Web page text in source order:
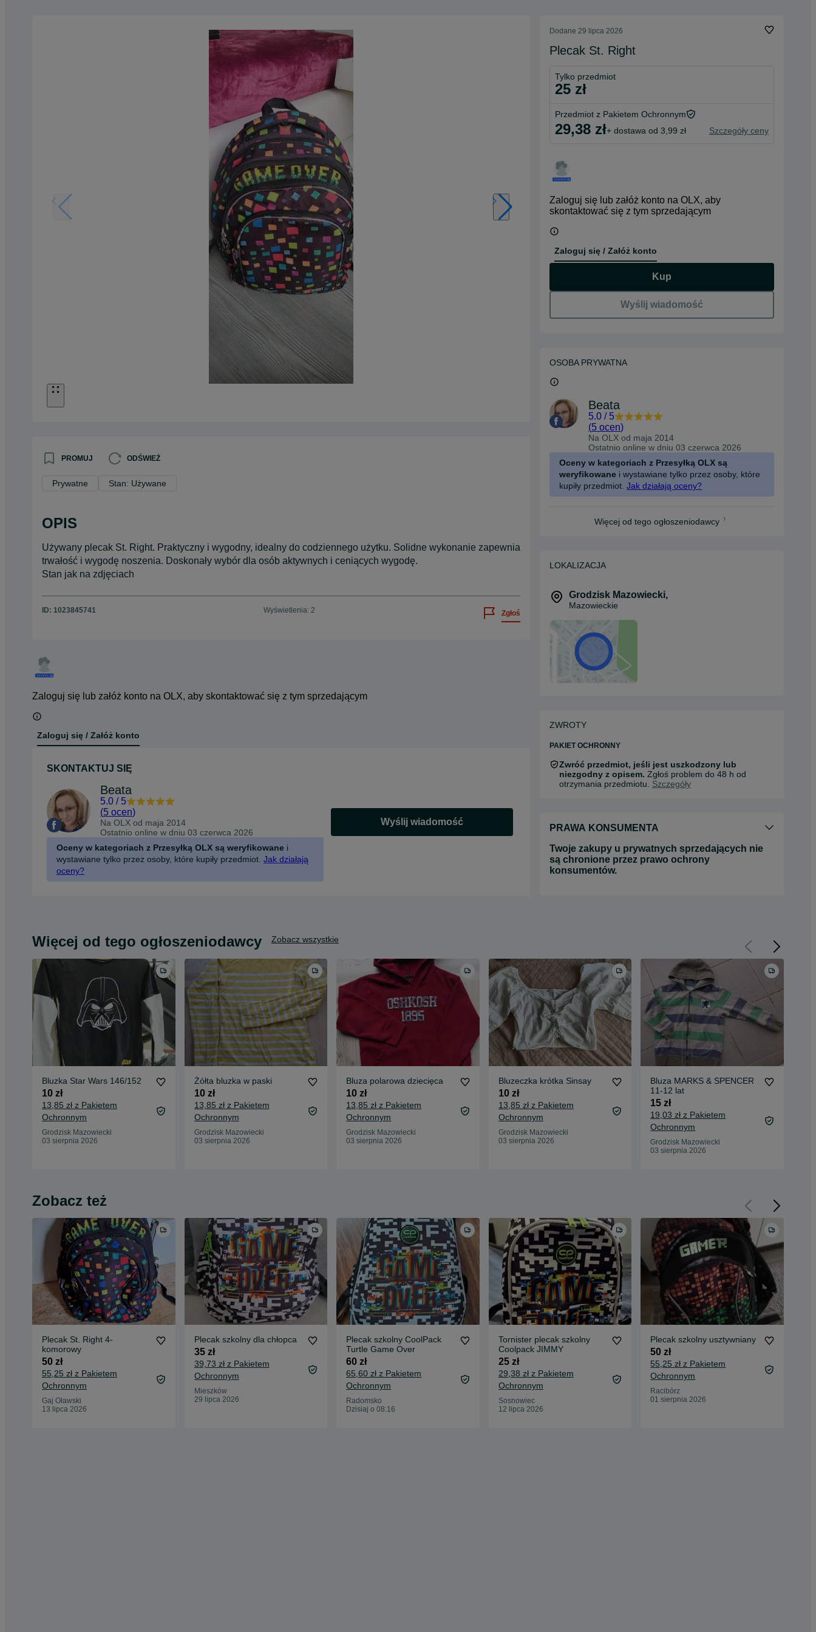
PROMUJ ODŚWIEŻ
Prywatne Stan: Używane
OPIS
Używany plecak St. Right. Praktyczny i wygodny, idealny do codziennego użytku. Solidne wykonanie zapewnia
trwałość i wygodę noszenia. Doskonały wybór dla osób aktywnych i ceniących wygodę.
Stan jak na zdjęciach
ID: 1023845741 Wyświetlenia: 2 Zgłoś
Zaloguj się lub załóż konto na OLX, aby skontaktować się z tym sprzedającym
Zaloguj się / Załóż konto
SKONTAKTUJ SIĘ
Beata
5.0 / 5
(5 ocen)
Na OLX od maja 2014
Ostatnio online w dniu 03 czerwca 2026
Oceny w kategoriach z Przesyłką OLX są weryfikowane i
wystawiane tylko przez osoby, które kupiły przedmiot. Jak działają
oceny?
Wyślij wiadomość
Dodane 29 lipca 2026
Plecak St. Right
Tylko przedmiot
25 zł
Przedmiot z Pakietem Ochronnym
29,38 zł+ dostawa od 3,99 zł Szczegóły ceny
Zaloguj się lub załóż konto na OLX, aby
skontaktować się z tym sprzedającym
Zaloguj się / Załóż konto
Kup
Wyślij wiadomość
OSOBA PRYWATNA
Beata
5.0 / 5
(5 ocen)
Na OLX od maja 2014
Ostatnio online w dniu 03 czerwca 2026
Oceny w kategoriach z Przesyłką OLX są
weryfikowane i wystawiane tylko przez osoby, które
kupiły przedmiot. Jak działają oceny?
Więcej od tego ogłoszeniodawcy
LOKALIZACJA
Grodzisk Mazowiecki,
Mazowieckie
ZWROTY
PAKIET OCHRONNY
Zwróć przedmiot, jeśli jest uszkodzony lub
niezgodny z opisem. Zgłoś problem do 48 h od
otrzymania przedmiotu. Szczegóły
PRAWA KONSUMENTA
Twoje zakupy u prywatnych sprzedających nie
są chronione przez prawo ochrony
konsumentów.
Więcej od tego ogłoszeniodawcy Zobacz wszystkie
Bluzka Star Wars 146/152
10 zł
13,85 zł z Pakietem
Ochronnym
Grodzisk Mazowiecki
03 sierpnia 2026
Żółta bluzka w paski
10 zł
13,85 zł z Pakietem
Ochronnym
Grodzisk Mazowiecki
03 sierpnia 2026
Bluza polarowa dziecięca
10 zł
13,85 zł z Pakietem
Ochronnym
Grodzisk Mazowiecki
03 sierpnia 2026
Bluzeczka krótka Sinsay
10 zł
13,85 zł z Pakietem
Ochronnym
Grodzisk Mazowiecki
03 sierpnia 2026
Bluza MARKS & SPENCER
11-12 lat
15 zł
19,03 zł z Pakietem
Ochronnym
Grodzisk Mazowiecki
03 sierpnia 2026
Zobacz też
Plecak St. Right 4-
komorowy
50 zł
55,25 zł z Pakietem
Ochronnym
Gaj Oławski
13 lipca 2026
Plecak szkolny dla chłopca
35 zł
39,73 zł z Pakietem
Ochronnym
Mieszków
29 lipca 2026
Plecak szkolny CoolPack
Turtle Game Over
60 zł
65,60 zł z Pakietem
Ochronnym
Radomsko
Dzisiaj o 08:16
Tornister plecak szkolny
Coolpack JIMMY
25 zł
29,38 zł z Pakietem
Ochronnym
Sosnowiec
12 lipca 2026
Plecak szkolny usztywniany
50 zł
55,25 zł z Pakietem
Ochronnym
Racibórz
01 sierpnia 2026